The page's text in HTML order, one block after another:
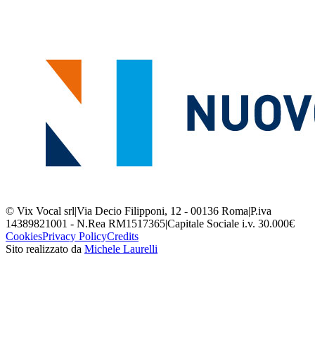
© Vix Vocal srl|Via Decio Filipponi, 12 - 00136 Roma|P.iva
14389821001 - N.Rea RM1517365|Capitale Sociale i.v. 30.000€
CookiesPrivacy PolicyCredits
Sito realizzato da Michele Laurelli